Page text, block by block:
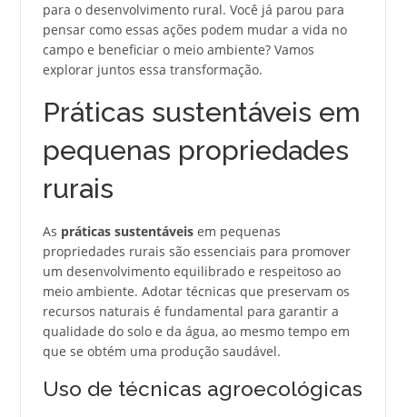
para o desenvolvimento rural. Você já parou para
pensar como essas ações podem mudar a vida no
campo e beneficiar o meio ambiente? Vamos
explorar juntos essa transformação.
Práticas sustentáveis em
pequenas propriedades
rurais
As práticas sustentáveisem pequenas
propriedades rurais são essenciais para promover
um desenvolvimento equilibrado e respeitoso ao
meio ambiente. Adotar técnicas que preservam os
recursos naturais é fundamental para garantir a
qualidade do solo e da água, ao mesmo tempo em
que se obtém uma produção saudável.
Uso de técnicas agroecológicas